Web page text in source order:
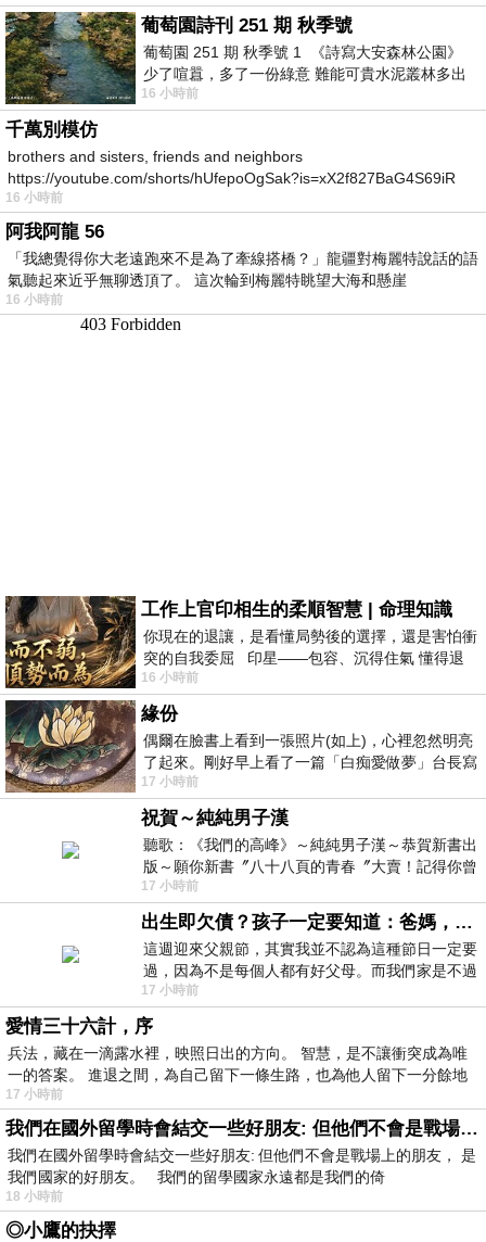
葡萄園詩刊 251 期 秋季號
葡萄園 251 期 秋季號 1 《詩寫大安森林公園》
少了喧囂，多了一份綠意 難能可貴水泥叢林多出
一
16 小時前
千萬別模仿
brothers and sisters, friends and neighbors
https://youtube.com/shorts/hUfepoOgSak?is=xX2f827BaG4S69iR
https
16 小時前
阿我阿龍 56
「我總覺得你大老遠跑來不是為了牽線搭橋？」龍疆對梅麗特說話的語
氣聽起來近乎無聊透頂了。 這次輪到梅麗特眺望大海和懸崖
16 小時前
工作上官印相生的柔順智慧 | 命理知識
你現在的退讓，是看懂局勢後的選擇，還是害怕衝
突的自我委屈 印星——包容、沉得住氣 懂得退
一步觀察，不會
16 小時前
緣份
偶爾在臉書上看到一張照片(如上)，心裡忽然明亮
了起來。剛好早上看了一篇「白痴愛做夢」台長寫
的貼文，在回顧年輕時瘋狂愛上
17 小時前
祝賀～純純男子漢
聽歌：《我們的高峰》～純純男子漢～恭賀新書出
版～願你新書〞八十八頁的青春〞大賣！記得你曾
經在我的版留言…「好讚的圖^^感覺大家
17 小時前
出生即欠債？孩子一定要知道：爸媽，其實我不欠你們
這週迎來父親節，其實我並不認為這種節日一定要
過，因為不是每個人都有好父母。而我們家是不過
節的，平時也沒什麼儀式感，生活趨近冷
17 小時前
愛情三十六計，序
兵法，藏在一滴露水裡，映照日出的方向。 智慧，是不讓衝突成為唯
一的答案。 進退之間，為自己留下一條生路，也為他人留下一分餘地
17 小時前
我們在國外留學時會結交一些好朋友: 但他們不會是戰場上的朋友
我們在國外留學時會結交一些好朋友: 但他們不會是戰場上的朋友， 是
我們國家的好朋友。 我們的留學國家永遠都是我們的倚
18 小時前
◎小鷹的抉擇